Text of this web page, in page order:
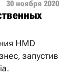
30 ноября 2020
HMD
запустив